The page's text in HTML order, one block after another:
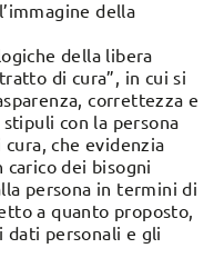
della
della libera
di cura”, in cui si
correttezza e
con la persona
che evidenzia
carico dei bisogni
persona in termini di
a quanto proposto,
personali e gli